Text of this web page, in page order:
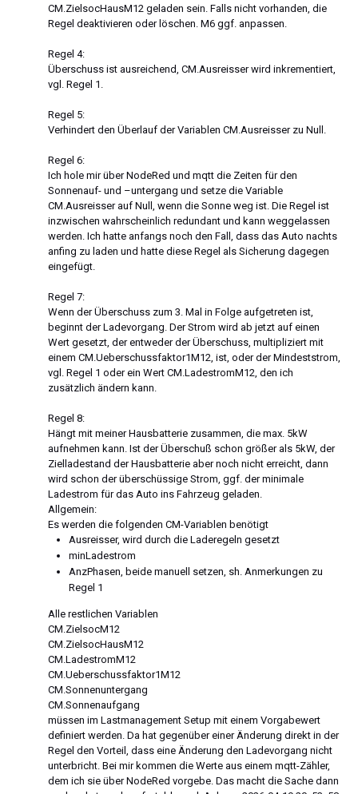
CM.ZielsocHausM12 geladen sein. Falls nicht vorhanden, die
Regel deaktivieren oder löschen. M6 ggf. anpassen.
Regel 4:
Überschuss ist ausreichend, CM.Ausreisser wird inkrementiert,
vgl. Regel 1.
Regel 5:
Verhindert den Überlauf der Variablen CM.Ausreisser zu Null.
Regel 6:
Ich hole mir über NodeRed und mqtt die Zeiten für den
Sonnenauf- und –untergang und setze die Variable
CM.Ausreisser auf Null, wenn die Sonne weg ist. Die Regel ist
inzwischen wahrscheinlich redundant und kann weggelassen
werden. Ich hatte anfangs noch den Fall, dass das Auto nachts
anfing zu laden und hatte diese Regel als Sicherung dagegen
eingefügt.
Regel 7:
Wenn der Überschuss zum 3. Mal in Folge aufgetreten ist,
beginnt der Ladevorgang. Der Strom wird ab jetzt auf einen
Wert gesetzt, der entweder der Überschuss, multipliziert mit
einem CM.Ueberschussfaktor1M12, ist, oder der Mindeststrom,
vgl. Regel 1 oder ein Wert CM.LadestromM12, den ich
zusätzlich ändern kann.
Regel 8:
Hängt mit meiner Hausbatterie zusammen, die max. 5kW
aufnehmen kann. Ist der Überschuß schon größer als 5kW, der
Zielladestand der Hausbatterie aber noch nicht erreicht, dann
wird schon der überschüssige Strom, ggf. der minimale
Ladestrom für das Auto ins Fahrzeug geladen.
Allgemein:
Es werden die folgenden CM-Variablen benötigt
Ausreisser, wird durch die Laderegeln gesetzt
minLadestrom
AnzPhasen, beide manuell setzen, sh. Anmerkungen zu
Regel 1
Alle restlichen Variablen
CM.ZielsocM12
CM.ZielsocHausM12
CM.LadestromM12
CM.Ueberschussfaktor1M12
CM.Sonnenuntergang
CM.Sonnenaufgang
müssen im Lastmanagement Setup mit einem Vorgabewert
definiert werden. Da hat gegenüber einer Änderung direkt in der
Regel den Vorteil, dass eine Änderung den Ladevorgang nicht
unterbricht. Bei mir kommen die Werte aus einem mqtt-Zähler,
dem ich sie über NodeRed vorgebe. Das macht die Sache dann